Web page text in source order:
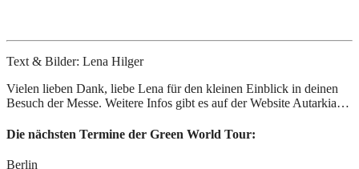
Text & Bilder: Lena Hilger
Vielen lieben Dank, liebe Lena für den kleinen Einblick in deinen
Besuch der Messe. Weitere Infos gibt es auf der Website Autarkia…
Die nächsten Termine der Green World Tour:
Berlin